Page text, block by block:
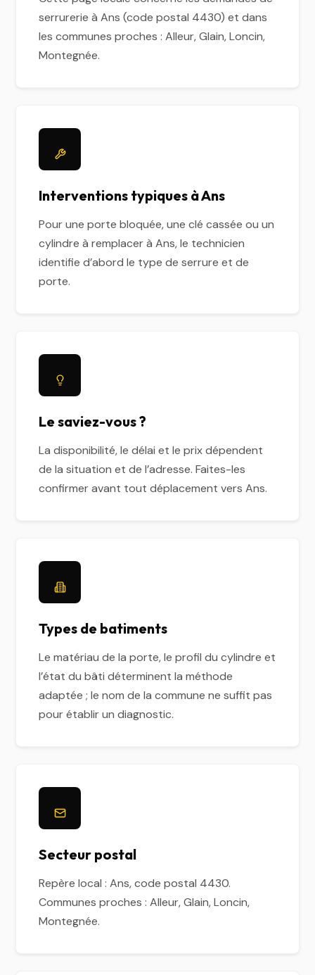
serrurerie à Ans (code postal 4430) et dans
les communes proches : Alleur, Glain, Loncin,
Montegnée.
Interventions typiques à Ans
Pour une porte bloquée, une clé cassée ou un
cylindre à remplacer à Ans, le technicien
identifie d’abord le type de serrure et de
porte.
Le saviez-vous ?
La disponibilité, le délai et le prix dépendent
de la situation et de l’adresse. Faites-les
confirmer avant tout déplacement vers Ans.
Types de batiments
Le matériau de la porte, le profil du cylindre et
l’état du bâti déterminent la méthode
adaptée ; le nom de la commune ne suffit pas
pour établir un diagnostic.
Secteur postal
Repère local : Ans, code postal 4430.
Communes proches : Alleur, Glain, Loncin,
Montegnée.